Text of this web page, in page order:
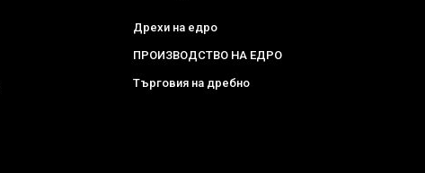
Дрехи на едро
ПРОИЗВОДСТВО НА ЕДРО
Търговия на дребно